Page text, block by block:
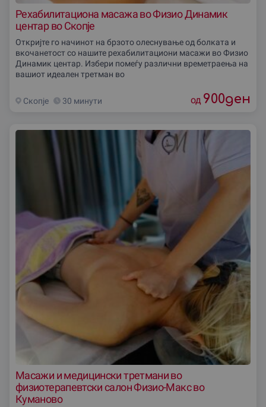
Рехабилитациона масажа во Физио Динамик
центар во Скопjе
Откријте го начинот на брзото олеснување од болката и
вкочанетост со нашите рехабилитациони масажи во Физио
Динамик центар. Избери помеѓу различни времетраења на
вашиот идеален третман во
Скопjе 30 минути од 900ден
Масажи и медицински третмани во
физиотерапевтски салон Физио-Макс во
Куманово